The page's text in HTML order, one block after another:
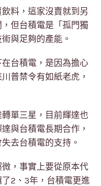
料，這家沒賣就到另
但台積電是「孤門獨
與足夠的產能。
台積電，是因為擔心
普禁令有如紙老虎，
單三星，目前輝達也
與台積電長期合作，
去台積電的支持。
，事實上要從原本代
2、3年，台積電更進